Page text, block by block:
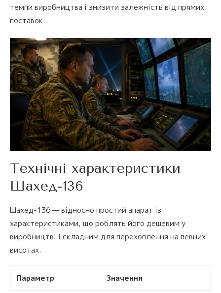
темпи виробництва і знизити залежність від прямих
поставок.
Технічні характеристики
Шахед-136
Шахед-136 — відносно простий апарат із
характеристиками, що роблять його дешевим у
виробництві і складним для перехоплення на певних
висотах.
Параметр Значення